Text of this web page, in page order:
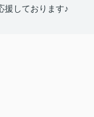
援しております♪